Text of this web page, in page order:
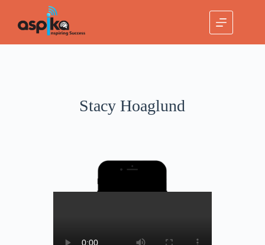
Stacy Hoaglund